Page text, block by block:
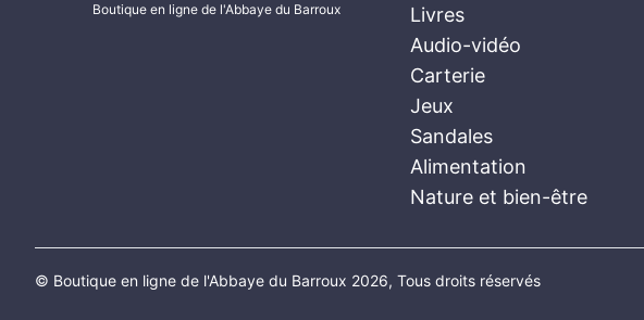
Boutique en ligne de l'Abbaye du Barroux
Livres
Audio-vidéo
Carterie
Jeux
Sandales
Alimentation
Nature et bien-être
© Boutique en ligne de l'Abbaye du Barroux 2026, Tous droits réservés